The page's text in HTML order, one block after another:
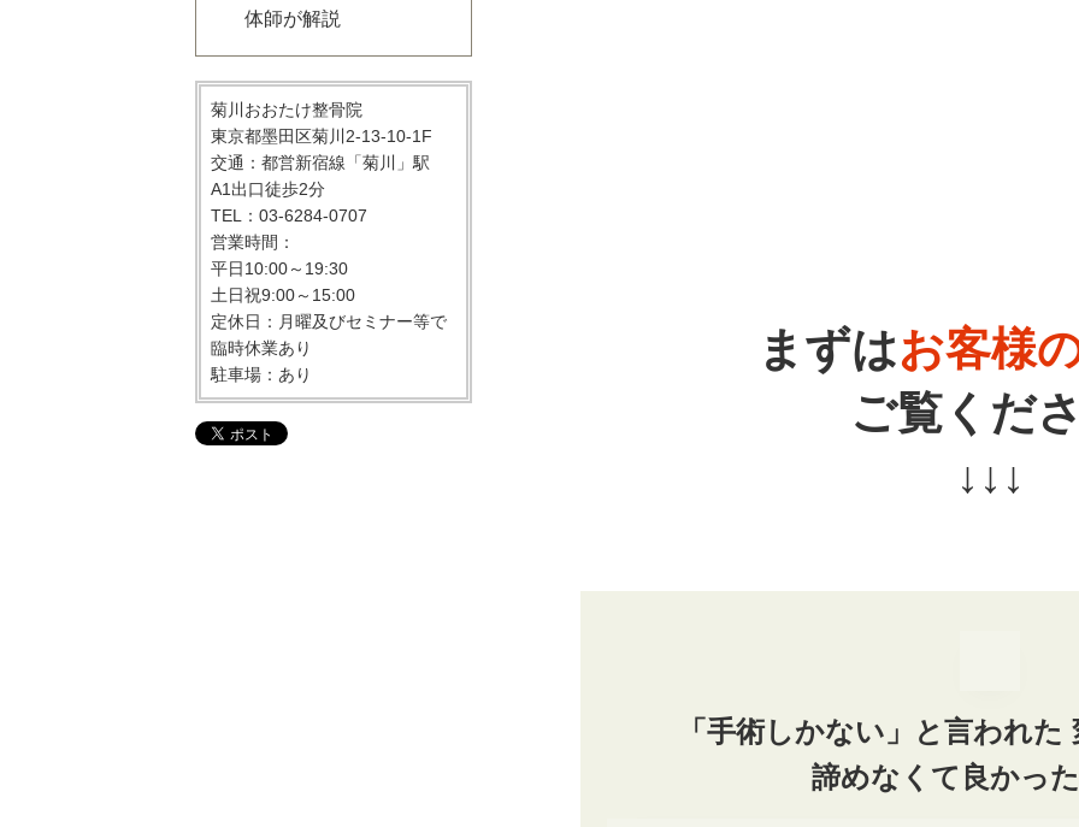
まずはお客様
ご覧くだ
↓↓↓
「手術しかない」と言われた
諦めなくて良かっ
体師が解説
菊川おおたけ整骨院
東京都墨田区菊川2-13-10-1F
交通：都営新宿線「菊川」駅
A1出口徒歩2分
TEL：03-6284-0707
営業時間：
平日10:00～19:30
土日祝9:00～15:00
定休日：月曜及びセミナー等で
臨時休業あり
駐車場：あり